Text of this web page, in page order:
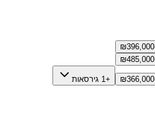
₪396,000
₪485,000
₪366,000 +1 גירסאות